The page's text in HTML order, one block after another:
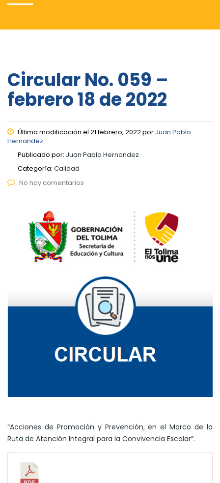
Circular No. 059 –
febrero 18 de 2022
Última modificación el 21 febrero, 2022 por Juan Pablo
Hernandez
Publicado por: Juan Pablo Hernandez
Categoría: Calidad
No hay comentarios
“Acciones de Promoción y Prevención, en el Marco de la
Ruta de Atención Integral para la Convivencia Escolar”.